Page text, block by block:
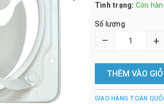
Tình trạng: Còn
Số lượng
– +
THÊM VÀO
GIAO HÀNG TOÀN